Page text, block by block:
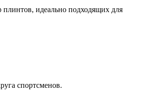
идеально подходящих для
спортсменов.